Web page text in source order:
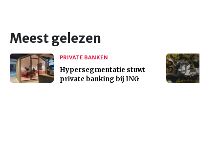
Meest gelezen
PRIVATE BANKEN
Hypersegmentatie stuwt
private banking bij ING